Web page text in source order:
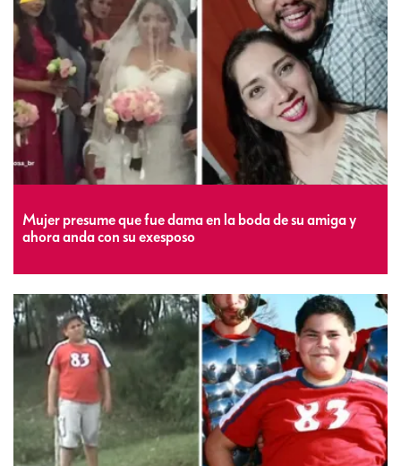
Mujer presume que fue dama en la boda de su amiga y
ahora anda con su exesposo